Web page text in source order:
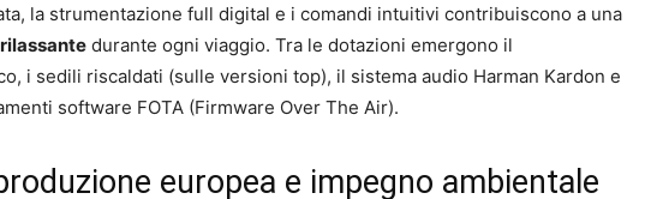
la strumentazione full digital e i comandi intuitivi contribuiscono a una
durante ogni viaggio. Tra le dotazioni emergono il
i sedili riscaldati (sulle versioni top), il sistema audio Harman Kardon e
software FOTA (Firmware Over The Air).
europea e impegno ambientale